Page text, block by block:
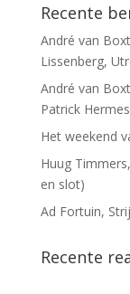
Recente
André van
Lissenberg,
André van
Patrick
Het weekend
Huug
en slot)
Ad Fortuin,
Recente